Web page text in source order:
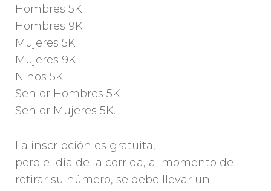
Hombres 5K
Hombres 9K
Mujeres 5K
Mujeres 9K
Niños 5K
Senior Hombres 5K
Senior Mujeres 5K.
La inscripción es gratuita,
pero el día de la corrida, al momento de
retirar su número, se debe llevar un